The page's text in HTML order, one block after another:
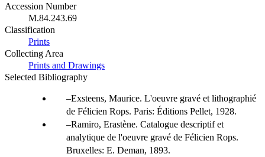
Accession Number
M.84.243.69
Classification
Prints
Collecting Area
Prints and Drawings
Selected Bibliography
Exsteens, Maurice. L'oeuvre gravé et lithographié
de Félicien Rops. Paris: Éditions Pellet, 1928.
Ramiro, Erastène. Catalogue descriptif et
analytique de l'oeuvre gravé de Félicien Rops.
Bruxelles: E. Deman, 1893.